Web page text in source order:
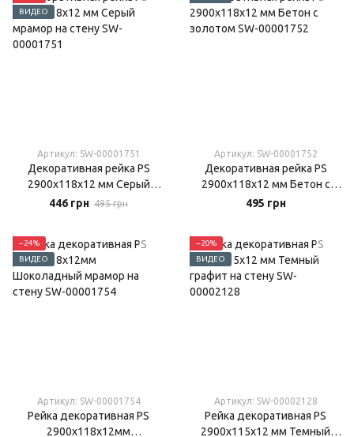
ВИДЕО
Артикул: SW-00001751
Декоративная рейка PS
2900х118х12 мм Серый
мрамор на стену
446 грн 495 грн
Артикул: SW-00001752
Декоративная рейка PS
2900х118х12 мм Бетон с
золотом
495 грн
−24%
ВИДЕО
Артикул: SW-00001754
Рейка декоративная PS
2900х118х12мм
−20%
ВИДЕО
Артикул: SW-00002128
Рейка декоративная PS
2900х115х12 мм Темный